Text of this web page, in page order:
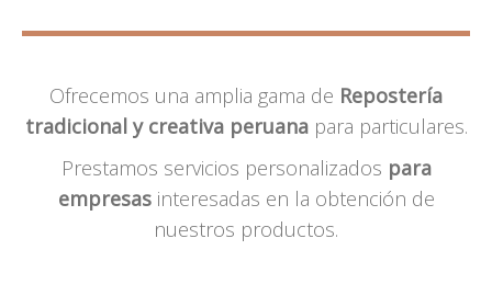
Ofrecemos una amplia gama de Repostería
tradicional y creativa peruanapara particulares.
Prestamos servicios personalizados para
empresasinteresadas en la obtención de
nuestros productos.